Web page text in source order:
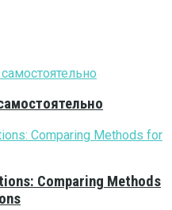
Comparing Methods